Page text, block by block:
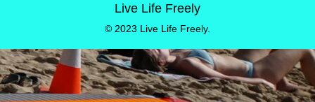
Live Life Freely
© 2023 Live Life Freely.